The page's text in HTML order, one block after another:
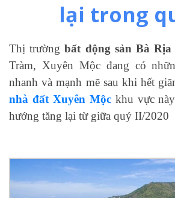
lại trong
Thị trườngbất động sản Bà
Tràm, Xuyên Mộc đang có
nhanh và mạnh mẽ sau khi hết
nhà đất Xuyên Mộckhu vực
hướng tăng lại từ giữa quý II/2020